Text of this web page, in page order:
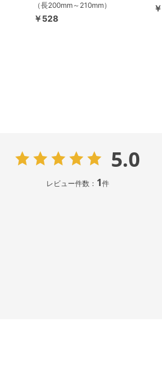
（長200mm～210mm）
￥528
5.0
レビュー件数： 1件